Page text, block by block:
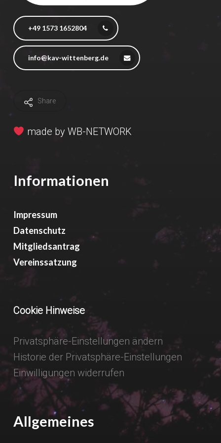
+49 1573 1652804
info@kav-wittenberg.de
Share
made by WB-NETWORK
Informationen
Impressum
Datenschutz
Mitgliedsantrag
Vereinssatzung
Cookie Hinweise
Privatsphäre-Einstellungen ändern
Historie der Privatsphäre-Einstellungen
Einwilligungen widerrufen
Allgemeines